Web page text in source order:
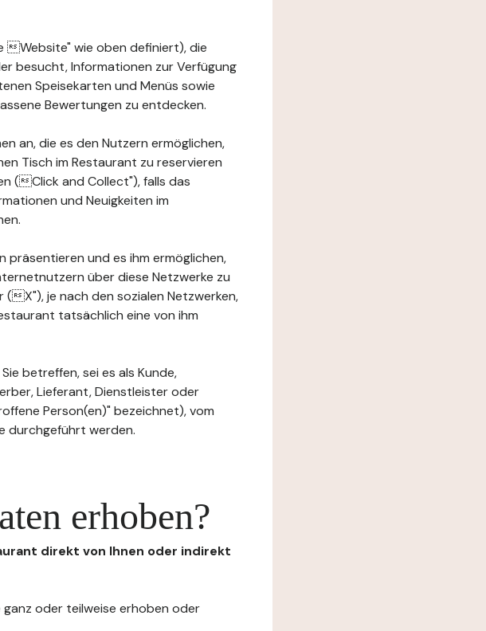
Website" wie oben definiert), die
besucht, Informationen zur Verfügung
Speisekarten und Menüs sowie
Bewertungen zu entdecken.
an, die es den Nutzern ermöglichen,
Tisch im Restaurant zu reservieren
(Click and Collect"), falls das
und Neuigkeiten im
und es ihm ermöglichen,
über diese Netzwerke zu
X"), je nach den sozialen Netzwerken,
tatsächlich eine von ihm
betreffen, sei es als Kunde,
Lieferant, Dienstleister oder
Person(en)" bezeichnet), vom
durchgeführt werden.
erhoben?
direkt von Ihnen oder indirekt
ganz oder teilweise erhoben oder